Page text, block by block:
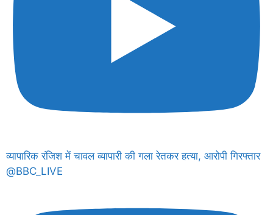
व्यापारिक रंजिश में चावल व्यापारी की गला रेतकर हत्या, आरोपी गिरफ्तार
@BBC_LIVE